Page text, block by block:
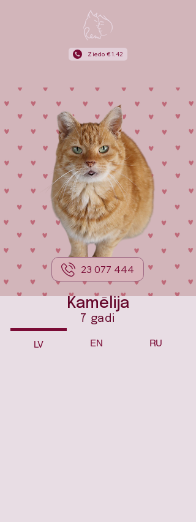
Ziedo €1.42
LV EN RU
23 077 444
Kamēlija
7 gadi